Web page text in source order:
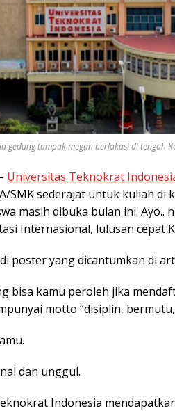
gedung tampak megah berlokasi di tengah
Universitas Teknokrat
SMK sederajat untuk kuliah di
masih dibuka bulan ini. Ayo..
Internasional, lulusan cepat
poster yang dicantumkan di
bisa kamu peroleh jika
motto “disiplin,
dan unggul.
Indonesia